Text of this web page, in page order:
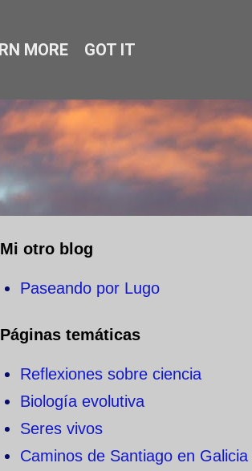
Mi otro blog
Paseando por Lugo
Páginas temáticas
Reflexiones sobre ciencia
Biología evolutiva
Seres vivos
Caminos de Santiago en Galicia
MORE GOT IT